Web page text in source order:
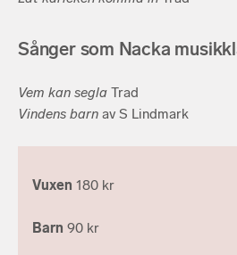
Sånger som Nacka
Vem kan segla Trad
Vindens barn av S Lindmark
Vuxen 180 kr
Barn 90 kr